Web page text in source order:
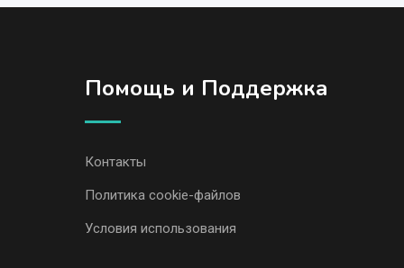
Помощь и Поддержка
Контакты
Политика cookie-файлов
Условия использования